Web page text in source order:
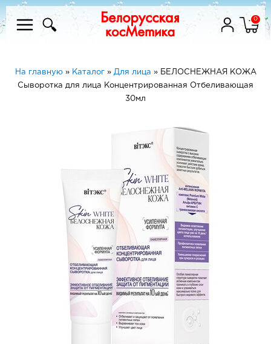
0
На главную» Каталог» Для лица » БЕЛОСНЕЖНАЯ КОЖА
Сыворотка для лица Концентрированная Отбеливающая
30мл